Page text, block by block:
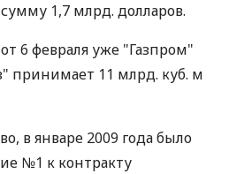
1,7 млрд. долларов.
6 февраля уже "Газпром"
принимает 11 млрд. куб. м
в январе 2009 года было
№1 к контракту